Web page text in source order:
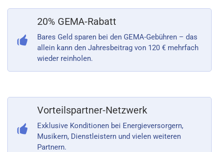
20% GEMA-Rabatt
Bares Geld sparen bei den GEMA-Gebühren – das
allein kann den Jahresbeitrag von 120 € mehrfach
wieder reinholen.
Vorteilspartner-Netzwerk
Exklusive Konditionen bei Energieversorgern,
Musikern, Dienstleistern und vielen weiteren
Partnern.